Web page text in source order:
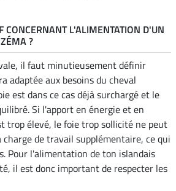
CONCERNANT L'ALIMENTATION D'UN
?
il faut minutieusement définir
adaptée aux besoins du cheval
est dans ce cas déjà surchargé et le
Si l'apport en énergie et en
trop élevé, le foie trop sollicité ne peut
charge de travail supplémentaire, ce qui
Pour l'alimentation de ton islandais
il est donc important de respecter les